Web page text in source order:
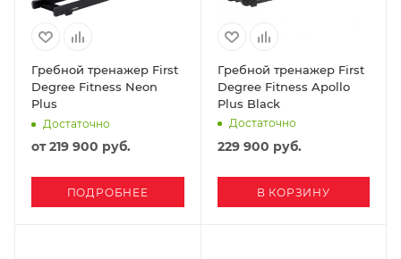
Гребной тренажер First
Degree Fitness Neon
Plus
Достаточно
от219 900 руб.
ПОДРОБНЕЕ
Гребной тренажер First
Degree Fitness Apollo
Plus Black
Достаточно
229 900 руб.
В КОРЗИНУ